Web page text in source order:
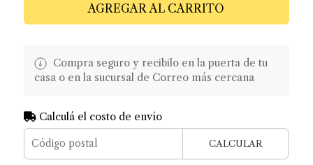
AGREGAR AL CARRITO
Compra seguro y recibilo en la puerta de tu
casa o en la sucursal de Correo más cercana
Calculá el costo de envío
CALCULAR